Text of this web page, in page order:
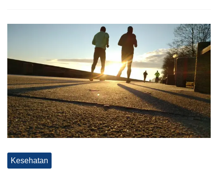
Kesehatan